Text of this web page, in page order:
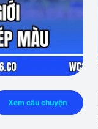
Xem câu chuyện